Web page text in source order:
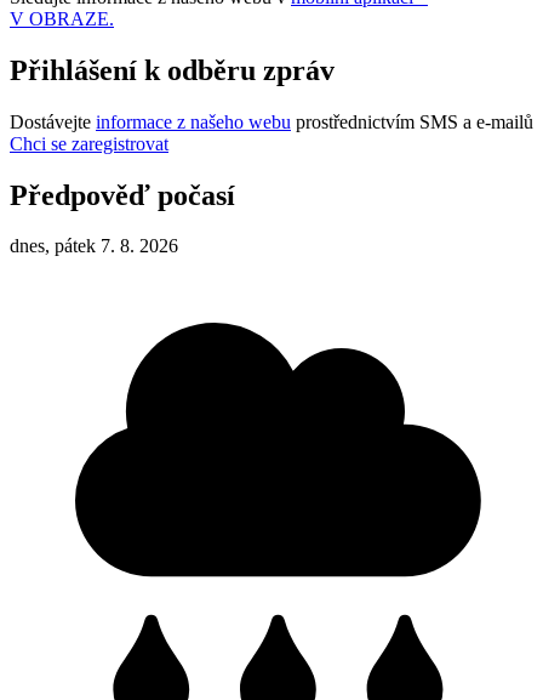
V OBRAZE.
Přihlášení k odběru zpráv
Dostávejte informace z našeho webu prostřednictvím SMS a e-mailů
Chci se zaregistrovat
Předpověď počasí
dnes, pátek 7. 8. 2026